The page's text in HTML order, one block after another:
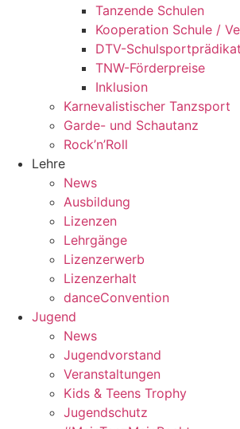
Tanzende Schulen
Kooperation Schule /
DTV-
TNW-Förderpreise
Inklusion
Karnevalistischer Tanzsport
Garde- und Schautanz
Rock’n’Roll
Lehre
News
Ausbildung
Lizenzen
Lehrgänge
Lizenzerwerb
Lizenzerhalt
danceConvention
Jugend
News
Jugendvorstand
Veranstaltungen
Kids & Teens Trophy
Jugendschutz